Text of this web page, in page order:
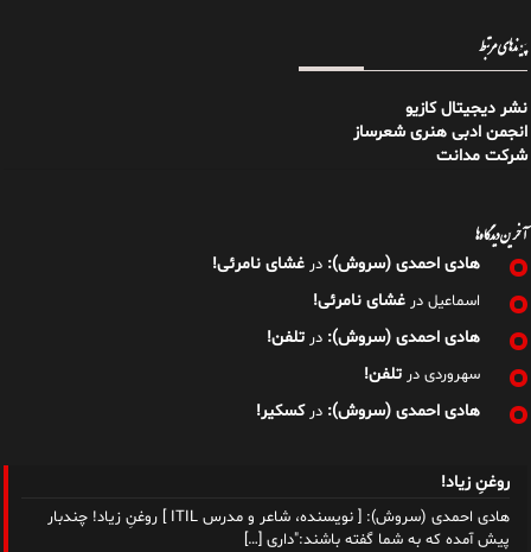
پیوندهای مرتبط
نشر دیجیتال کازیو
انجمن ادبی هنری شعرساز
شرکت مدانت
آخرین دیدگاه‌ها
هادی احمدی (سروش): در غشای نامرئی!
اسماعیل در غشای نامرئی!
هادی احمدی (سروش): در تلفن!
سهروردی در تلفن!
هادی احمدی (سروش): درکسکیر!
روغنِ زیاد!
هادی احمدی (سروش): [ نویسنده، شاعر و مدرس ITIL ] روغنِ زیاد! چندبار
پیش آمده که به شما گفته‌ باشند:"داری […]